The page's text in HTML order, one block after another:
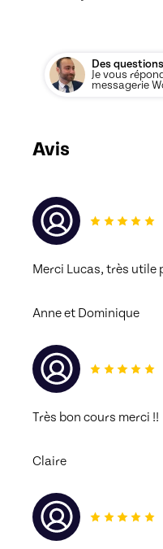
Des
Je vous
messagerie
Avis
Merci Lucas, très utile
Anne et Dominique
Très bon cours merci !!
Claire